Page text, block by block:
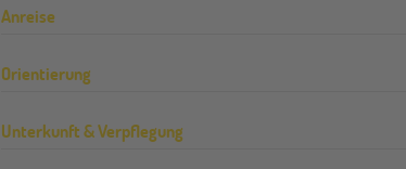
Anreise
Orientierung
Unterkunft & Verpflegung